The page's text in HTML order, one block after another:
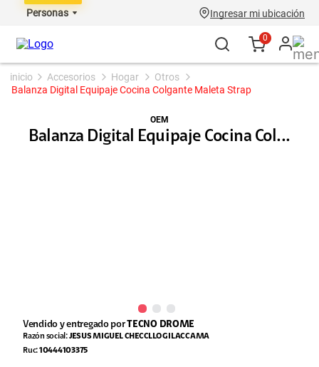
Personas Ingresar mi ubicación
0
accesorios hogar
otros
Balanza Digital Equipaje Cocina Colgante Maleta Strap
OEM
Balanza Digital Equipaje Cocina Col...
Vendido y entregado por TECNO DROME
Razón social:JESUS MIGUEL CHECCLLO GILACCAMA
Ruc:10444103375